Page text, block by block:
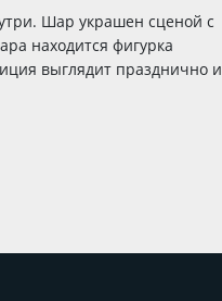
Шар украшен сценой с
находится фигурка
выглядит празднично и